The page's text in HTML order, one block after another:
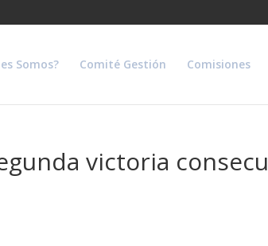
Somos? Comité Gestión Comisiones
victoria